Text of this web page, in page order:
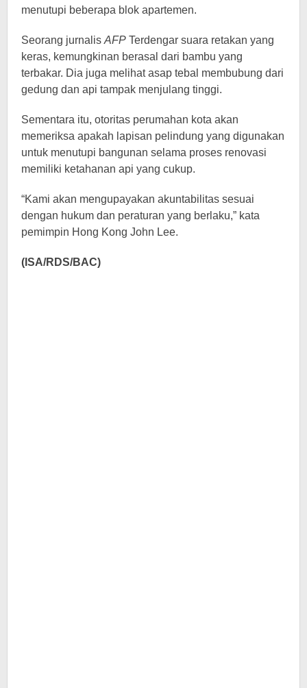
menutupi beberapa blok apartemen.
Seorang jurnalis AFP Terdengar suara retakan yang
keras, kemungkinan berasal dari bambu yang
terbakar. Dia juga melihat asap tebal membubung dari
gedung dan api tampak menjulang tinggi.
Sementara itu, otoritas perumahan kota akan
memeriksa apakah lapisan pelindung yang digunakan
untuk menutupi bangunan selama proses renovasi
memiliki ketahanan api yang cukup.
“Kami akan mengupayakan akuntabilitas sesuai
dengan hukum dan peraturan yang berlaku,” kata
pemimpin Hong Kong John Lee.
(ISA/RDS/BAC)